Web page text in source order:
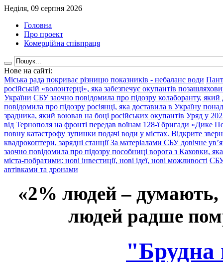
Неділя, 09 серпня 2026
Головна
Про проект
Комерційна співпраця
Нове на сайті:
Міська рада покриває різницю показників - небаланс води
російській «волонтерці», яка забезпечує окупантів
України СБУ заочно повідомила про підозру колаборанту,
повідомила про підозру росіянці, яка доставила в Україну
зрадника, який воював на боці російських окупантів Уряд у
від Тернополя на фронті передав воїнам 128-ї бригади «Дике
повну катастрофу зупинки подачі води у містах. Відкрите
квадрокоптери, зарядні станції За матеріалами СБУ довічне
заочно повідомила про підозру пособниці ворога з Каховки,
міста-побратими: нові інвестиції, нові ідеї, нові можливості СБУ
автівками та дронами
«2% людей –
людей радше
"Брудна